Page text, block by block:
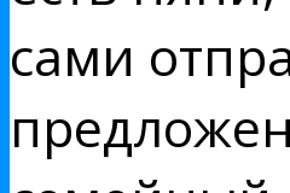
сами